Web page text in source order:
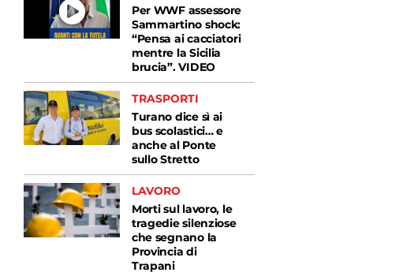
Per WWF assessore
Sammartino shock:
“Pensa ai cacciatori
mentre la Sicilia
brucia”. VIDEO
TRASPORTI
Turano dice sì ai
bus scolastici… e
anche al Ponte
sullo Stretto
LAVORO
Morti sul lavoro, le
tragedie silenziose
che segnano la
Provincia di
Trapani